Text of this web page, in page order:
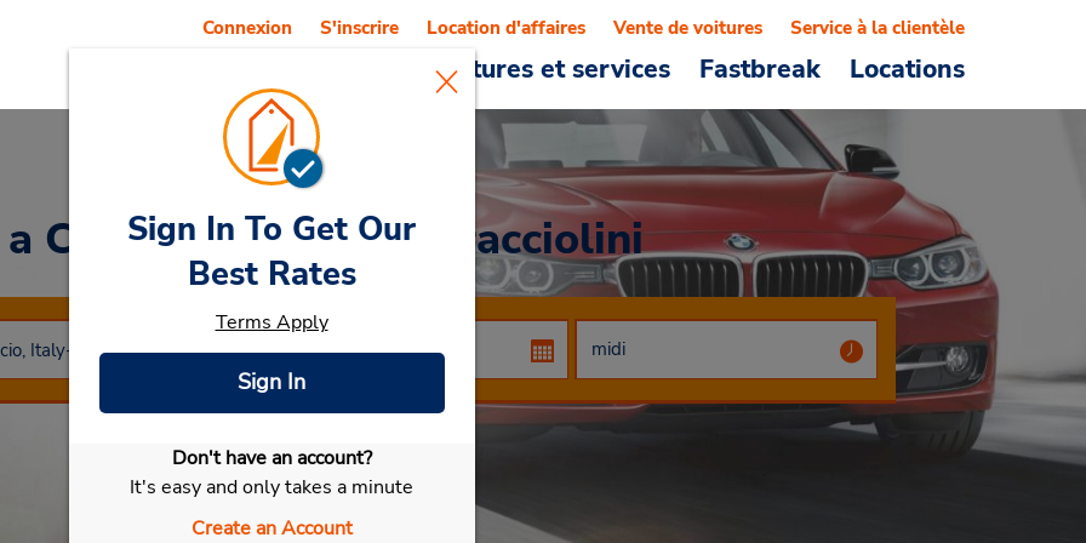
Voitures et services Fastbreak Locations
Connexion S'inscrire Location d'affaires Vente de voitures Service à la clientèle
Car at Terranuova Bracciolini
Sélectionner ma voiture
Sign In To Get Our
Best Rates
Terms Apply
Sign In
Don't have an account?
It's easy and only takes a minute
Create an Account